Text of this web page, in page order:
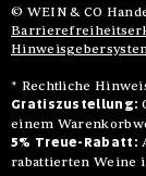
© WEIN & CO
* Rechtliche
Gratiszustellung:
einem
5% Treue-Rabatt:
rabattierten Weine